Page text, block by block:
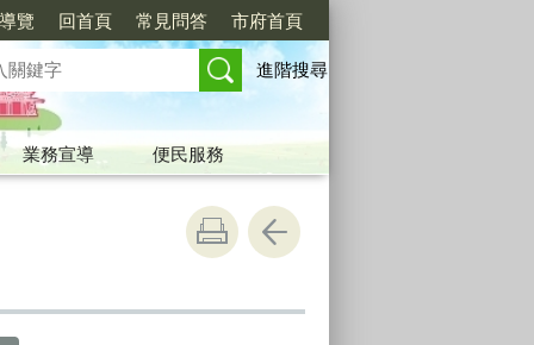
覽 回首頁 常見問答 市府首頁
進階搜尋
業務宣導 便民服務